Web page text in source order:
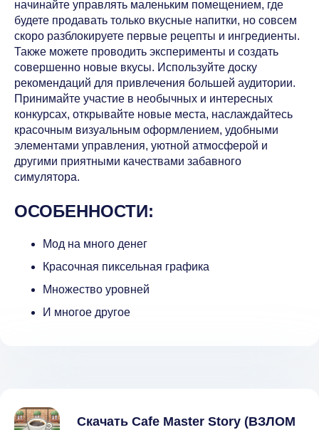
начинайте управлять маленьким помещением, где
будете продавать только вкусные напитки, но совсем
скоро разблокируете первые рецепты и ингредиенты.
Также можете проводить эксперименты и создать
совершенно новые вкусы. Используйте доску
рекомендаций для привлечения большей аудитории.
Принимайте участие в необычных и интересных
конкурсах, открывайте новые места, наслаждайтесь
красочным визуальным оформлением, удобными
элементами управления, уютной атмосферой и
другими приятными качествами забавного
симулятора.
ОСОБЕННОСТИ:
Мод на много денег
Красочная пиксельная графика
Множество уровней
И многое другое
Скачать Cafe Master Story (ВЗЛОМ